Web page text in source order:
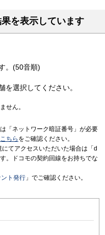
を表示しています
。(50音順)
を選択してください。
せん。
「ネットワーク暗証番号」が必要
こちら をご確認ください。
てアクセスいただいた場合は「d
。ドコモの契約回線をお持ちでな
ト発行 」でご確認ください。